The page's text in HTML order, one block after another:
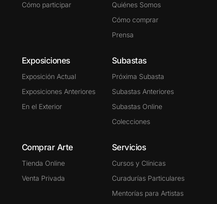
Cómo participar
Quiénes Somos
Cómo comprar
Prensa
Exposiciones
Exposición Actual
Exposiciones Anteriores
En el Exterior
Subastas
Próxima Subasta
Subastas Anteriores
Subastas Online
Colecciones
Comprar Arte
Tienda Online
Venta Privada
Servicios
Cursos y Clínicas
Curadurías Particulares
Mentorías para Artistas